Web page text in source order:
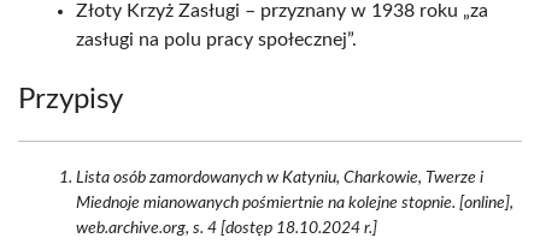
Złoty Krzyż Zasługi – przyznany w 1938 roku „za
zasługi na polu pracy społecznej”.
Przypisy
Lista osób zamordowanych w Katyniu, Charkowie, Twerze i
Miednoje mianowanych pośmiertnie na kolejne stopnie. [online],
web.archive.org, s. 4 [dostęp 18.10.2024 r.]